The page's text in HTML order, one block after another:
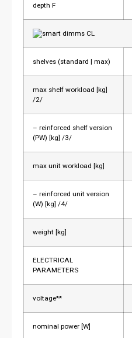
depth F
shelves (standard | max)
max shelf workload [kg]
/2/
– reinforced shelf version
(PW) [kg] /3/
max unit workload [kg]
– reinforced unit version
(W) [kg] /4/
weight [kg]
ELECTRICAL
PARAMETERS
voltage**
nominal power [W]